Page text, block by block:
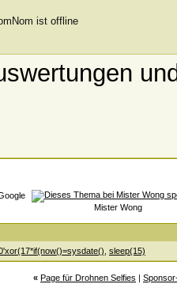
Mister Wong
sleep(15)
« Page für Drohnen Selfies |